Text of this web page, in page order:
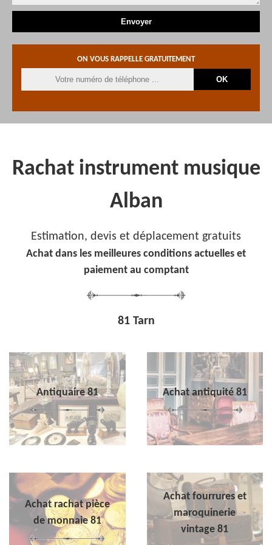
ON VOUS RAPPELLE GRATUITEMENT
Rachat instrument musique
Alban
Estimation, devis et déplacement gratuits
Achat dans les meilleures conditions actuelles et
paiement au comptant
81 Tarn
Antiquaire 81 Achat antiquité 81
Achat rachat pièce
de monnaie 81
Achat fourrures et
maroquinerie
vintage 81